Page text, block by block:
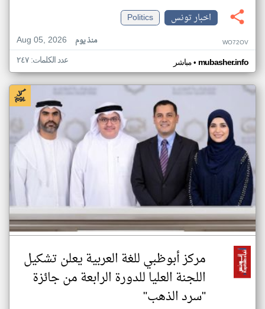
اخبار تونس
Politics
Aug 05, 2026
منذ يوم WO72OV
مباشر• mubasher.info عدد الكلمات: ٢٤٧
مركز أبوظبي للغة العربية يعلن تشكيل
اللجنة العليا للدورة الرابعة من جائزة
"سرد الذهب"